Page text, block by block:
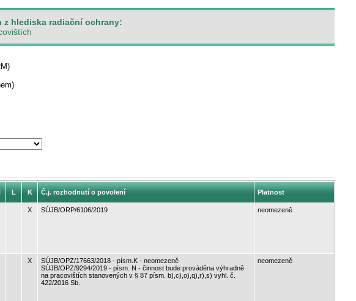
hlediska radiační ochrany:
L K Č.j. rozhodnutí o povolení Platnost
X SÚJB/ORP/6106/2019 neomezeně
X
SÚJB/OPZ/17663/2018 - písm.K - neomezeně
SÚJB/OPZ/9294/2019 - písm. N - činnost bude prováděna výhradně
na pracovištích stanovených v § 87 písm. b),c),o),q),r),s) vyhl. č.
422/2016 Sb.
neomezeně